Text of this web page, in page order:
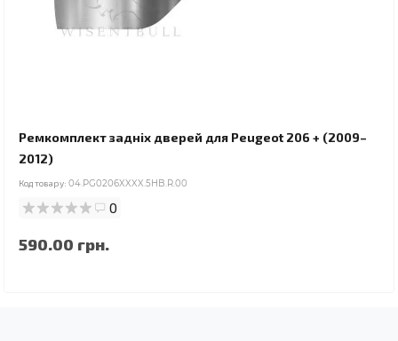
Ремкомплект задніх дверей для Peugeot 206 + (2009–
2012)
Код товару: 04.PG0206XXXX.5HB.R.00
0
590.00 грн.